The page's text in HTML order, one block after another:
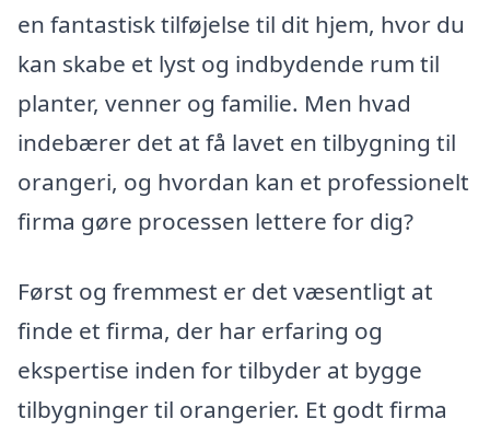
en fantastisk tilføjelse til dit hjem, hvor du
kan skabe et lyst og indbydende rum til
planter, venner og familie. Men hvad
indebærer det at få lavet en tilbygning til
orangeri, og hvordan kan et professionelt
firma gøre processen lettere for dig?
Først og fremmest er det væsentligt at
finde et firma, der har erfaring og
ekspertise inden for tilbyder at bygge
tilbygninger til orangerier. Et godt firma